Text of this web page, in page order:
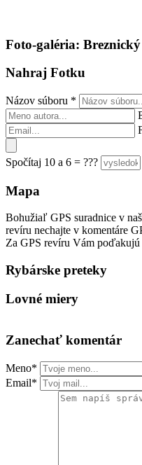
Foto-galéria:
Nahraj Fotku
Názov súboru *
Spočítaj 10 a 6 = ???
Mapa
Bohužiaľ GPS suradnice v
revíru nechajte v komentáre
Za GPS revíru Vám
Rybárske preteky
Lovné miery
Zanechať komentár
Meno*
Email*